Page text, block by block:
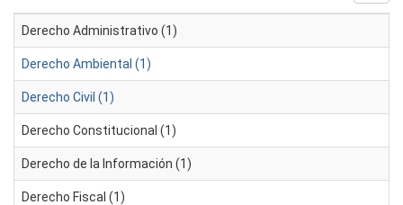
Derecho Administrativo (1)
Derecho Ambiental (1)
Derecho Civil (1)
Derecho Constitucional (1)
Derecho de la Información (1)
Derecho Fiscal (1)